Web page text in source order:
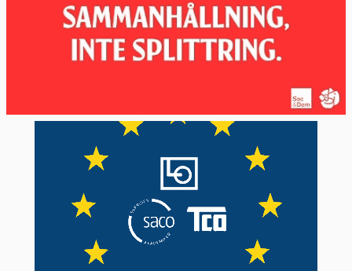
SÅ MÄTER TRANSPARENCY INTERNATIONAL
Transparency International, TI, rankar hur
korrupt länders offentliga sektor upplevs
vara av experter och företagsledare. Indexet
består i sin tur av 13 olika undersökningar
och uppskattningar av korruption. Dessa
sammanvägs av TI som rankar länderna på
en skala från 0 till 100 där en högre siffra